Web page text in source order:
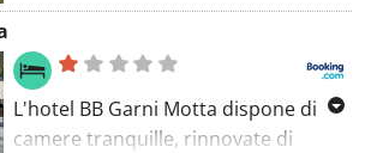
terrazza, un ingresso indipendente
gratuito.
L'hotel BB Garni Motta dispone di
camere tranquille, rinnovate di